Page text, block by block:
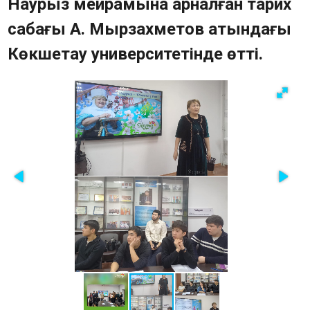
Тарихи-мәдени мұра ескерткіштерінің
картасы
Жиі қойылатын сұрақтар
Фотогалерея
Мемлекеттік сатып алу
Байланыс құралдары
Наурыз мейрамына арналған тарих
сабағы А. Мырзахметов атындағы
Көкшетау университетінде өтті.